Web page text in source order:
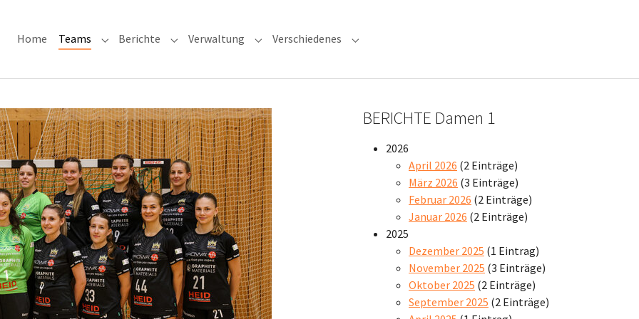
Home Teams Submenu for "Teams"
Berichte Submenu for "Berichte"
Verwaltung Submenu for "Verwaltung"
Verschiedenes Submenu for "Verschiedenes"
BERICHTE Damen 1
2026
April 2026 (2 Einträge)
März 2026 (3 Einträge)
Februar 2026 (2 Einträge)
Januar 2026 (2 Einträge)
2025
Dezember 2025 (1 Eintrag)
November 2025 (3 Einträge)
Oktober 2025 (2 Einträge)
September 2025 (2 Einträge)